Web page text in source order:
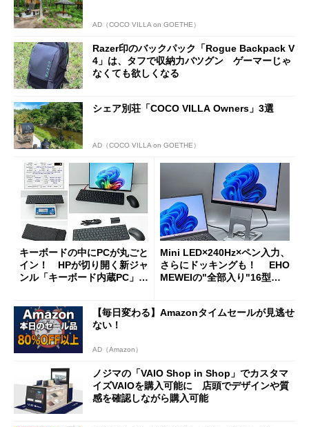
AD（COCO VILLA on GOETHE）
Razer印のバックパック「Rogue Backpack V
4」は、タフで収納力バツグン ゲーマーじゃ
なくても欲しくなる
シェア別荘「COCO VILLA Owners」3選
AD（COCO VILLA on GOETHE）
キーボードの中にPCが丸ごと
イン！ HPが切り開く新ジャ
ンル「キーボード内蔵PC」の
Mini LED×240Hz×ペン入力、
さらにドッキングも！ EHO
MEWEIの"全部入り"16型モ
【毎日変わる】Amazonタイムセールが見逃せ
ない！
AD（Amazon）
ノジマの「VAIO Shop in Shop」でカスタマ
イズVAIOを購入可能に 店頭でデザインや質
感を確認しながら購入可能